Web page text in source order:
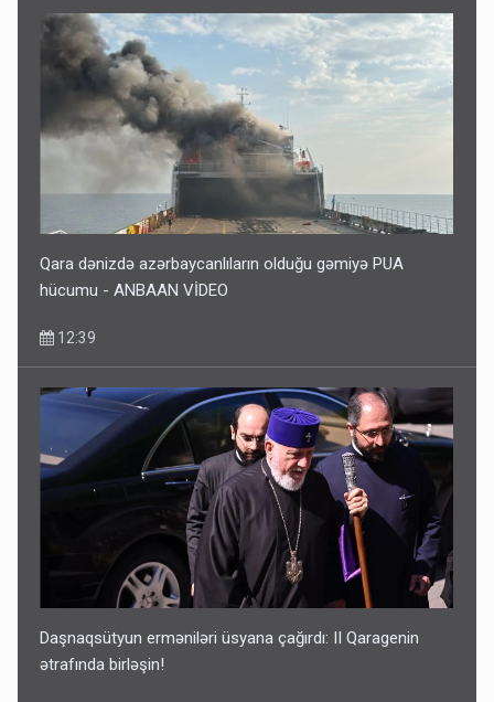
Qara dənizdə azərbaycanlıların olduğu gəmiyə PUA
hücumu - ANBAAN VİDEO
12:39
Daşnaqsütyun erməniləri üsyana çağırdı: II Qaragenin
ətrafında birləşin!